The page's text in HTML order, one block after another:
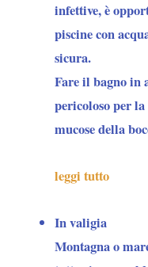
infettive, è
piscine con
sicura.
Fare il bagno in
pericoloso per
mucose della
leggi tutto
In valigia
Montagna o